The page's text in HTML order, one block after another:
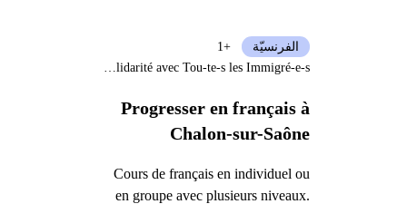
Progresser en français à
Chalon-sur-Saône
Cours de français en individuel ou
en groupe avec plusieurs niveaux.
الفرنسيّة
+1
Association de Solidarité avec Tou-te-s les Immigré-e-s